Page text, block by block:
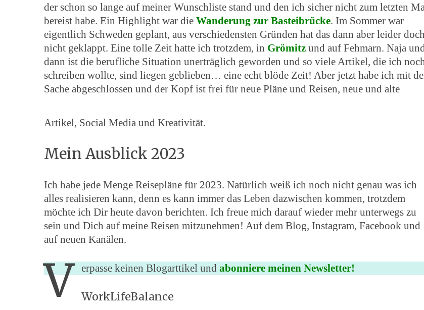
der schon so lange auf meiner Wunschliste stand und den ich sicher nicht zum letzten
bereist habe. Ein Highlight war die Wanderung zur Basteibrücke. Im Sommer war
eigentlich Schweden geplant, aus verschiedensten Gründen hat das dann aber leider doch
nicht geklappt. Eine tolle Zeit hatte ich trotzdem, in Grömitz und auf Fehmarn. Naja
dann ist die berufliche Situation unerträglich geworden und so viele Artikel, die ich
schreiben wollte, sind liegen geblieben… eine echt blöde Zeit! Aber jetzt habe ich mit
Sache abgeschlossen und der Kopf ist frei für neue Pläne und Reisen, neue und alte
Artikel, Social Media und Kreativität.
Mein Ausblick 2023
Ich habe jede Menge Reisepläne für 2023. Natürlich weiß ich noch nicht genau was ich
alles realisieren kann, denn es kann immer das Leben dazwischen kommen, trotzdem
möchte ich Dir heute davon berichten. Ich freue mich darauf wieder mehr unterwegs zu
sein und Dich auf meine Reisen mitzunehmen! Auf dem Blog, Instagram, Facebook und
auf neuen Kanälen.
V erpasse keinen Blogarttikel und abonniere meinen Newsletter!
WorkLifeBalance